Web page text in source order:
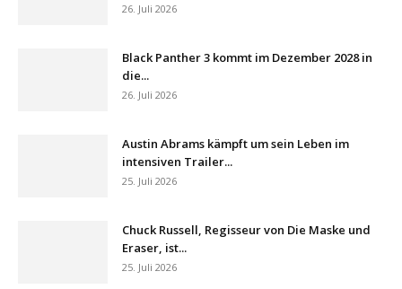
26. Juli 2026
Black Panther 3 kommt im Dezember 2028 in
die...
26. Juli 2026
Austin Abrams kämpft um sein Leben im
intensiven Trailer...
25. Juli 2026
Chuck Russell, Regisseur von Die Maske und
Eraser, ist...
25. Juli 2026